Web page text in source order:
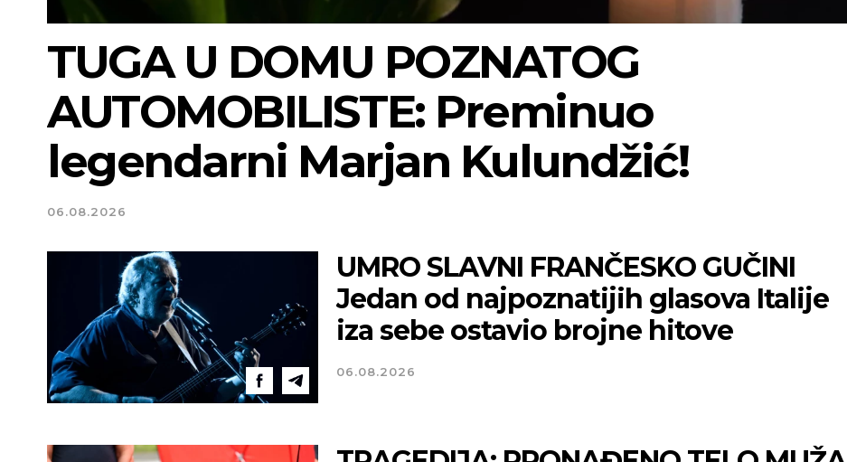
TUGA U DOMU POZNATOG
AUTOMOBILISTE: Preminuo
legendarni Marjan Kulundžić!
06.08.2026
UMRO SLAVNI FRANČESKO GUČINI
Jedan od najpoznatijih glasova Italije
iza sebe ostavio brojne hitove
06.08.2026